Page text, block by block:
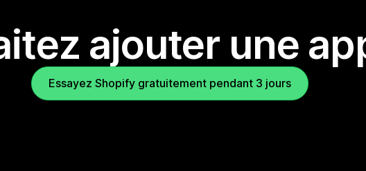
ajouter une
Essayez Shopify gratuitement pendant 3 jours